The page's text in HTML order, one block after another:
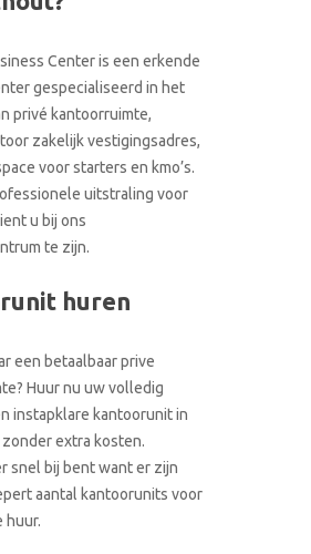
Center is een erkende
gespecialiseerd in het
privé kantoorruimte,
zakelijk vestigingsadres,
voor starters en kmo’s.
uitstraling voor
u bij ons
te zijn.
huren
een betaalbaar prive
Huur nu uw volledig
instapklare kantoorunit in
extra kosten.
snel bij bent want er zijn
aantal kantoorunits voor
huur.